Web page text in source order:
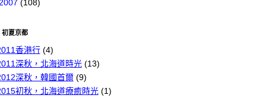
2007 (108)
初夏京都
香港行 (4)
深秋，北海道時光 (13)
深秋，韓國首爾 (9)
初秋，北海道療癒時光 (1)